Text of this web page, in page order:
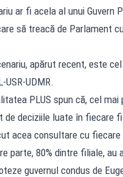
ar fi acela al unui Guvern
să treacă de Parlament
apărut recent, este cel
USR-UDMR.
PLUS spun că, cel mai
de deciziile luate în fiecare
acea consultare cu
parte, 80% dintre filiale, au
guvernul condus de